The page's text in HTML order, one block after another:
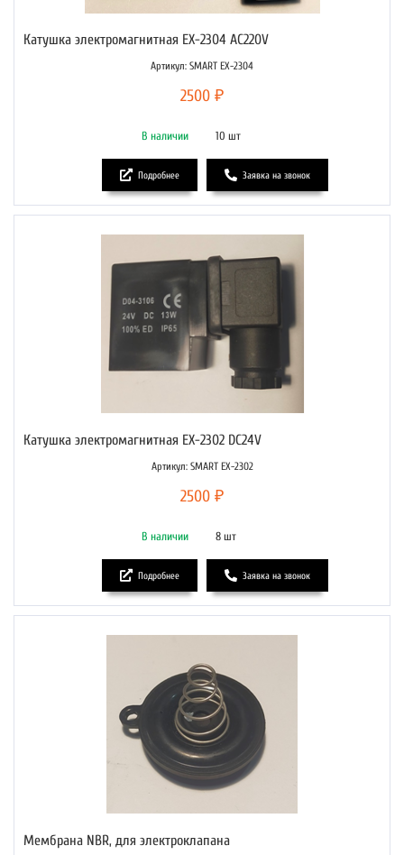
Катушка электромагнитная EX-2304 AC220V
Артикул: SMART EX-2304
2500 ₽
В наличии 10 шт
Подробнее Заявка на звонок
Катушка электромагнитная EX-2302 DC24V
Артикул: SMART EX-2302
2500 ₽
В наличии 8 шт
Подробнее Заявка на звонок
Мембрана NBR, для электроклапана